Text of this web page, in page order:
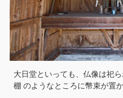
大日堂といっても、仏像は祀
棚 のようなところに幣束が置